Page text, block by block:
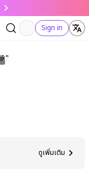
Sign in
ดูเพิ่มเติม